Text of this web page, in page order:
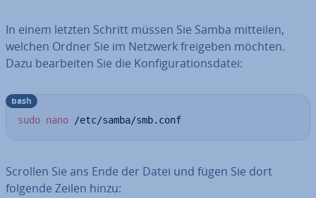
In einem letzten Schritt müssen Sie Samba mitteilen,
welchen Ordner Sie im Netzwerk freigeben möchten.
Dazu be­ar­bei­ten Sie die Kon­fi­gu­ra­ti­ons­da­tei:
sudo nano /etc/samba/smb.conf
bash
Scrollen Sie ans Ende der Datei und fügen Sie dort
folgende Zeilen hinzu: